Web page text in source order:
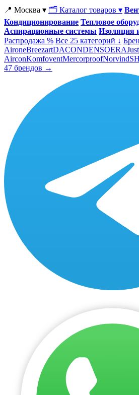
📍 Москва ▾ 🗂 Каталог товаров ▾
Кондиционирование Тепловое
Аспирационные системы Изоляция
Распродажа % Все 25 категорий ↓
AironeBreezartDACONDENSOERAJust
AirconKomfoventMercorproofNorvind
47 брендов →